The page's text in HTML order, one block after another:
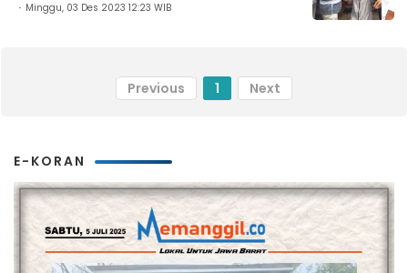
Minggu, 03 Des 2023 12:23 WIB
Previous 1 Next
E-KORAN